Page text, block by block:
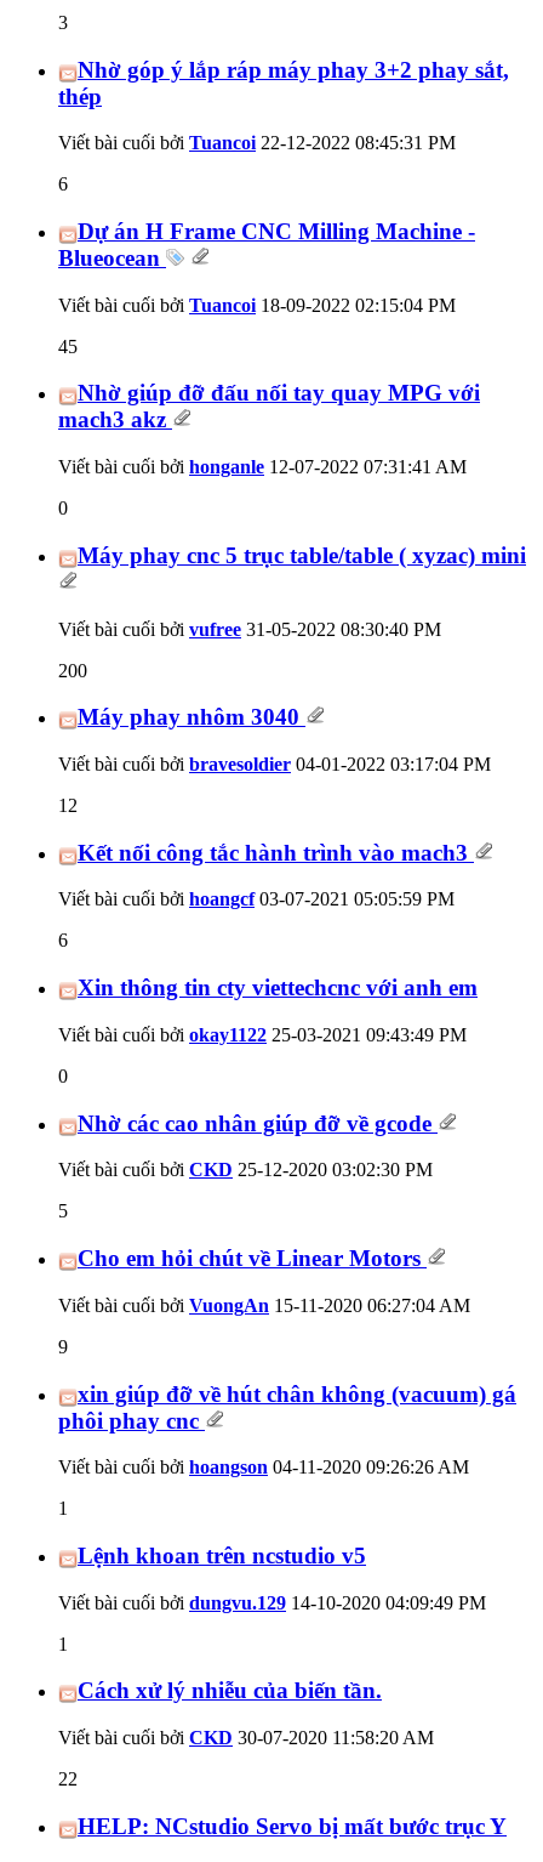
3
Nhờ góp ý lắp ráp máy phay 3+2 phay sắt,
thép
Viết bài cuối bởi Tuancoi 22-12-2022 08:45:31 PM
6
Dự án H Frame CNC Milling Machine -
Blueocean
Viết bài cuối bởi Tuancoi 18-09-2022 02:15:04 PM
45
Nhờ giúp đỡ đấu nối tay quay MPG với
mach3 akz
Viết bài cuối bởi honganle 12-07-2022 07:31:41 AM
0
Máy phay cnc 5 trục table/table ( xyzac) mini
Viết bài cuối bởi vufree 31-05-2022 08:30:40 PM
200
Máy phay nhôm 3040
Viết bài cuối bởi bravesoldier 04-01-2022 03:17:04 PM
12
Kết nối công tắc hành trình vào mach3
Viết bài cuối bởi hoangcf03-07-2021 05:05:59 PM
6
Xin thông tin cty viettechcnc với anh em
Viết bài cuối bởi okay1122 25-03-2021 09:43:49 PM
0
Nhờ các cao nhân giúp đỡ về gcode
Viết bài cuối bởi CKD 25-12-2020 03:02:30 PM
5
Cho em hỏi chút về Linear Motors
Viết bài cuối bởi VuongAn 15-11-2020 06:27:04 AM
9
xin giúp đỡ về hút chân không (vacuum) gá
phôi phay cnc
Viết bài cuối bởi hoangson 04-11-2020 09:26:26 AM
1
Lệnh khoan trên ncstudio v5
Viết bài cuối bởi dungvu.129 14-10-2020 04:09:49 PM
1
Cách xử lý nhiễu của biến tần.
Viết bài cuối bởi CKD 30-07-2020 11:58:20 AM
22
HELP: NCstudio Servo bị mất bước trục Y